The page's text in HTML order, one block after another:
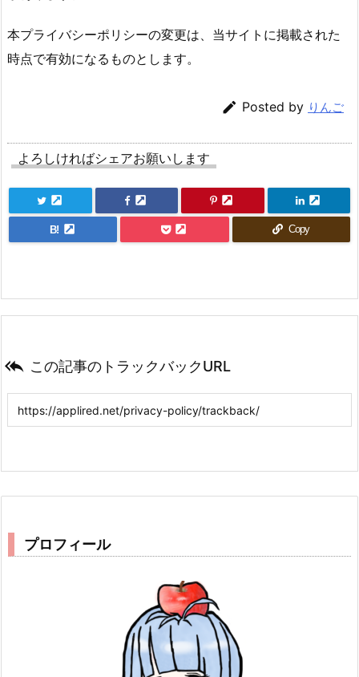
本プライバシーポリシーの変更は、当サイトに掲載された
時点で有効になるものとします。
 Posted by りんご
よろしければシェアお願いします
B! Copy
 この記事のトラックバックURL
プロフィール